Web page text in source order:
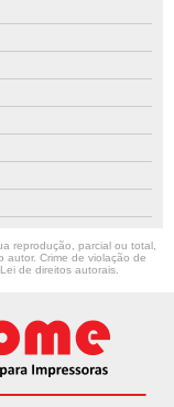
reprodução, parcial ou total,
autor. Crime de violação de
de direitos autorais